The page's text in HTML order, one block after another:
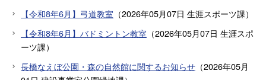
【令和8年6月】弓道教室 （2026年05月07日 生涯スポーツ課）
【令和8年6月】バドミントン教室 （2026年05月07日 生涯スポ
ーツ課）
長橋なえぼ公園・森の自然館に関するお知らせ （2026年05月